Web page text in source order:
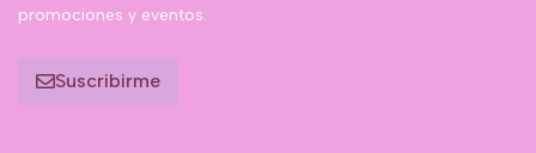
promociones y eventos.
Suscribirme